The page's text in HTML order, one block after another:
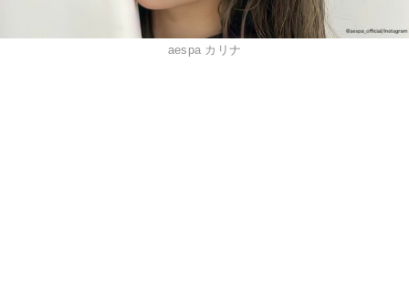
aespa カリナ